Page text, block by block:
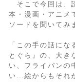
そこで今回は、
本・漫画・アニメ
ソードを聞いてみ
「この手の話に
とぐら』の、大き
い、フライパンの
い…絵からもそれ